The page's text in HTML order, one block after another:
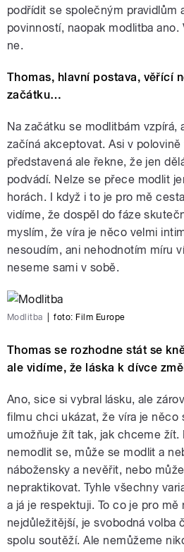
podřídit se společným pravidlům
povinností, naopak modlitba ano.
ne.
Thomas, hlavní postava, věřící
začátku…
Na začátku se modlitbám vzpírá,
začíná akceptovat. Asi v
představená ale řekne, že jen
podvádí. Nelze se přece modlit
horách. I když i to je pro mě
vidíme, že dospěl do fáze
myslím, že víra je něco velmi
nesoudím, ani nehodnotím míru
neseme sami v sobě.
Modlitba foto:Film Europe
Thomas se rozhodne stát se
ale vidíme, že láska k dívce
Ano, sice si vybral lásku, ale
filmu chci ukázat, že víra je něco
umožňuje žít tak, jak chceme žít.
nemodlit se, může se modlit a
nábožensky a nevěřit, nebo
nepraktikovat. Tyhle všechny
a já je respektuji. To co je pro mě
nejdůležitější, je svobodná volba
spolu soutěží. Ale nemůžeme